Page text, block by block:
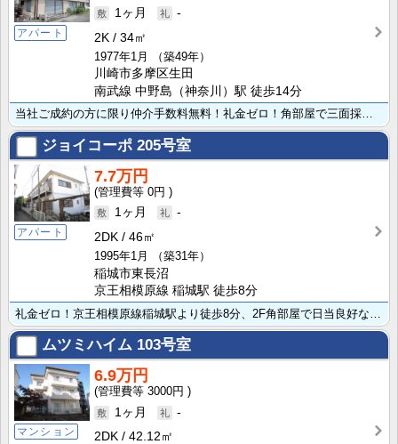
アパート
1ヶ月
-
2K
34㎡
1977年1月
（築49年）
川崎市多摩区生田
南武線 中野島（神奈川）駅 徒歩14分
当社ご成約の方に限り仲介手数料無料！礼金ゼロ！角部屋で三面採光、部屋の中まで日が差し込み、とても気持･･･
ジョイコーポ 205号室
アパート
7.7万円
0円
1ヶ月
-
2DK
46㎡
1995年1月
（築31年）
稲城市東長沼
京王相模原線 稲城駅 徒歩8分
ムツミハイム 103号室
マンション
6.9万円
3000円
1ヶ月
-
2DK
42.12㎡